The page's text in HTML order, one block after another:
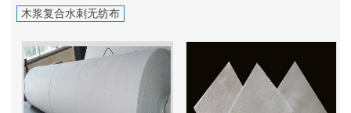
木浆复合水刺无纺布